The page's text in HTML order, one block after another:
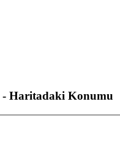
- Haritadaki Konumu